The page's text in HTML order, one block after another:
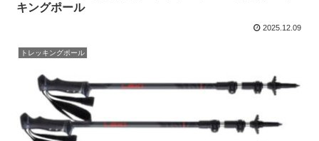
キングポール
2025.12.09
トレッキングポール